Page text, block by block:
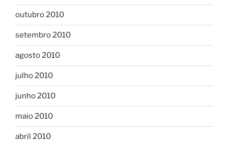
outubro 2010
setembro 2010
agosto 2010
julho 2010
junho 2010
maio 2010
abril 2010